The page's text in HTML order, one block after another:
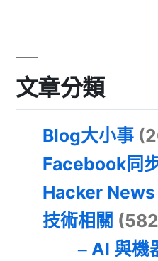
文章分類
Blog大小事
Facebook同
Hacker News
技術相關
AI 與機